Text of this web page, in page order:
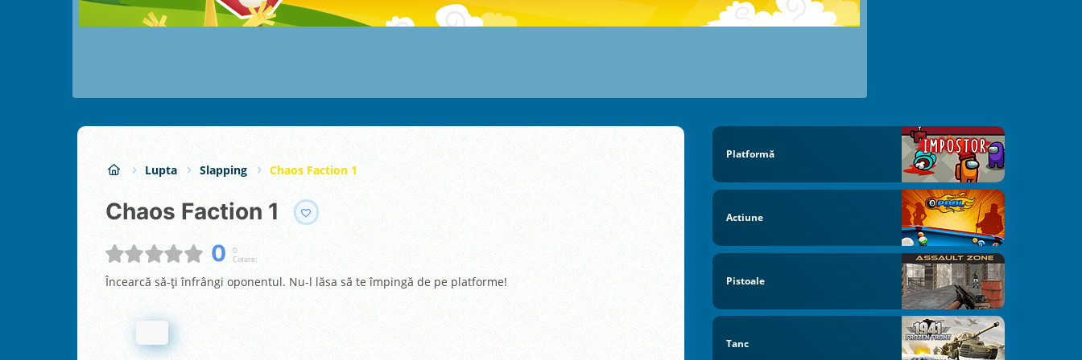
Lupta Slapping Chaos Faction 1
Chaos Faction 1
0
0
Cotare:
Încearcă să-ți înfrângi oponentul. Nu-l lăsa să te împingă de pe platforme!
Platformă
Actiune
Pistoale
Tanc